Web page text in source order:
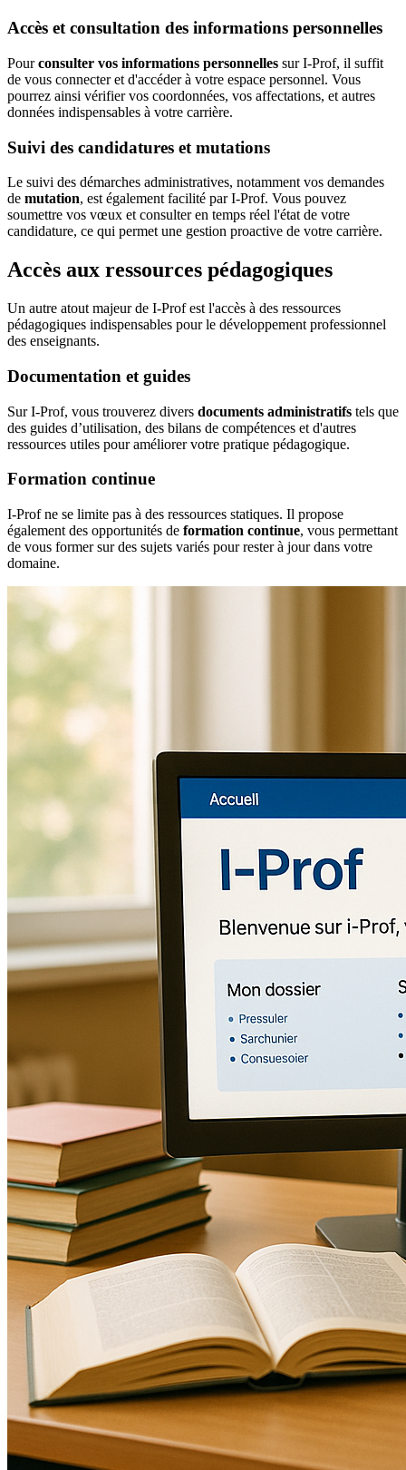
Accès et consultation des informations personnelles
Pourconsulter vos informations personnelles sur I-Prof, il suffit
de vous connecter et d'accéder à votre espace personnel. Vous
pourrez ainsi vérifier vos coordonnées, vos affectations, et autres
données indispensables à votre carrière.
Suivi des candidatures et mutations
Le suivi des démarches administratives, notamment vos demandes
de mutation, est également facilité par I-Prof. Vous pouvez
soumettre vos vœux et consulter en temps réel l'état de votre
candidature, ce qui permet une gestion proactive de votre carrière.
Accès aux ressources pédagogiques
Un autre atout majeur de I-Prof est l'accès à des ressources
pédagogiques indispensables pour le développement professionnel
des enseignants.
Documentation et guides
Sur I-Prof, vous trouverez divers documents administratifs tels que
des guides d’utilisation, des bilans de compétences et d'autres
ressources utiles pour améliorer votre pratique pédagogique.
Formation continue
I-Prof ne se limite pas à des ressources statiques. Il propose
également des opportunités de formation continue, vous permettant
de vous former sur des sujets variés pour rester à jour dans votre
domaine.